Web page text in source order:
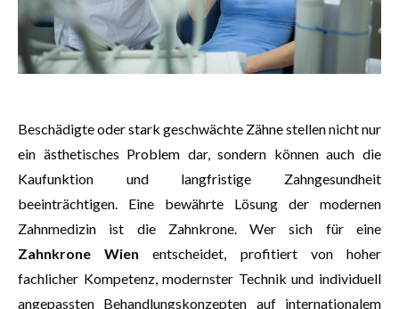
Beschädigte oder stark geschwächte Zähne stellen nicht nur
ein ästhetisches Problem dar, sondern können auch die
Kaufunktion und langfristige Zahngesundheit
beeinträchtigen. Eine bewährte Lösung der modernen
Zahnmedizin ist die Zahnkrone. Wer sich für eine
Zahnkrone Wien entscheidet, profitiert von hoher
fachlicher Kompetenz, modernster Technik und individuell
angepassten Behandlungskonzepten auf internationalem